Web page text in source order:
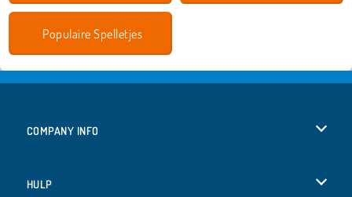
Populaire Spelletjes
COMPANY INFO
HULP